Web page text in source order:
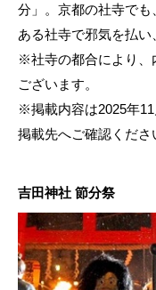
分」。京都の社寺で
ある社寺で邪気を払い
※社寺の都合により、
ございます。
※掲載内容は2025年
掲載先へご確認くださ
吉田神社 節分祭